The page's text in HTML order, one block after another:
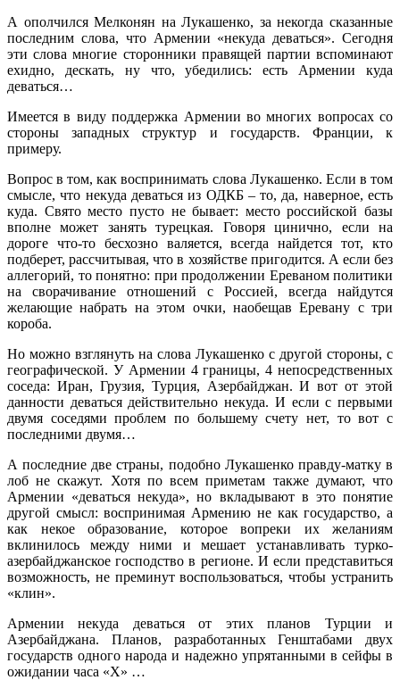
А ополчился Мелконян на Лукашенко, за некогда сказанные
последним слова, что Армении «некуда деваться». Сегодня
эти слова многие сторонники правящей партии вспоминают
ехидно, дескать, ну что, убедились: есть Армении куда
деваться…
Имеется в виду поддержка Армении во многих вопросах со
стороны западных структур и государств. Франции, к
примеру.
Вопрос в том, как воспринимать слова Лукашенко. Если в том
смысле, что некуда деваться из ОДКБ – то, да, наверное, есть
куда. Свято место пусто не бывает: место российской базы
вполне может занять турецкая. Говоря цинично, если на
дороге что-то бесхозно валяется, всегда найдется тот, кто
подберет, рассчитывая, что в хозяйстве пригодится. А если без
аллегорий, то понятно: при продолжении Ереваном политики
на сворачивание отношений с Россией, всегда найдутся
желающие набрать на этом очки, наобещав Еревану с три
короба.
Но можно взглянуть на слова Лукашенко с другой стороны, с
географической. У Армении 4 границы, 4 непосредственных
соседа: Иран, Грузия, Турция, Азербайджан. И вот от этой
данности деваться действительно некуда. И если с первыми
двумя соседями проблем по большему счету нет, то вот с
последними двумя…
А последние две страны, подобно Лукашенко правду-матку в
лоб не скажут. Хотя по всем приметам также думают, что
Армении «деваться некуда», но вкладывают в это понятие
другой смысл: воспринимая Армению не как государство, а
как некое образование, которое вопреки их желаниям
вклинилось между ними и мешает устанавливать турко-
азербайджанское господство в регионе. И если представиться
возможность, не преминут воспользоваться, чтобы устранить
«клин».
Армении некуда деваться от этих планов Турции и
Азербайджана. Планов, разработанных Генштабами двух
государств одного народа и надежно упрятанными в сейфы в
ожидании часа «Х» …